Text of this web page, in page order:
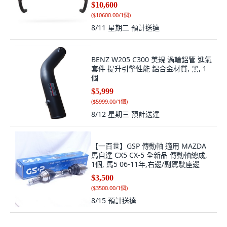
$10,600
($10600.00/1個)
8/11 星期二 預計送達
BENZ W205 C300 美規 渦輪鋁管 進氣
套件 提升引擎性能 鋁合金材質, 黑, 1
個
$5,999
($5999.00/1個)
8/12 星期三 預計送達
【一百世】GSP 傳動軸 適用 MAZDA
馬自達 CX5 CX-5 全新品 傳動軸總成,
1個, 馬5 06-11年,右邊/副駕駛座邊
$3,500
($3500.00/1個)
8/15 預計送達